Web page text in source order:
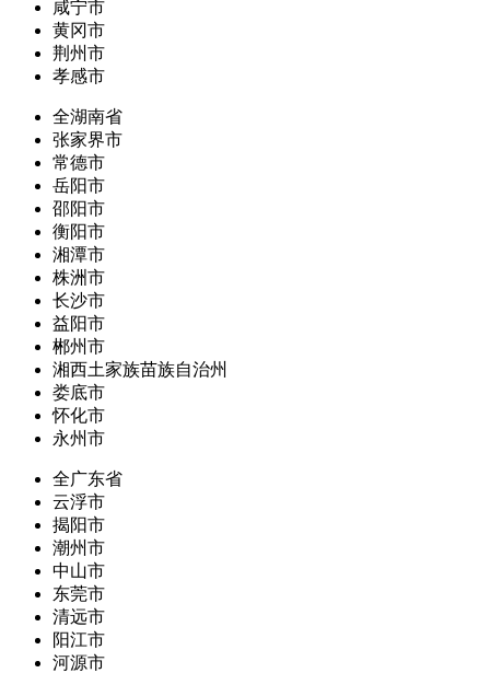
咸宁市
黄冈市
荆州市
孝感市
全湖南省
张家界市
常德市
岳阳市
邵阳市
衡阳市
湘潭市
株洲市
长沙市
益阳市
郴州市
湘西土家族苗族自治州
娄底市
怀化市
永州市
全广东省
云浮市
揭阳市
潮州市
中山市
东莞市
清远市
阳江市
河源市